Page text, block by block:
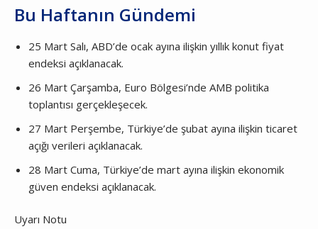
Bu Haftanın Gündemi
25 Mart Salı, ABD’de ocak ayına ilişkin yıllık konut fiyat
endeksi açıklanacak.
26 Mart Çarşamba, Euro Bölgesi’nde AMB politika
toplantısı gerçekleşecek.
27 Mart Perşembe, Türkiye’de şubat ayına ilişkin ticaret
açığı verileri açıklanacak.
28 Mart Cuma, Türkiye’de mart ayına ilişkin ekonomik
güven endeksi açıklanacak.
Uyarı Notu